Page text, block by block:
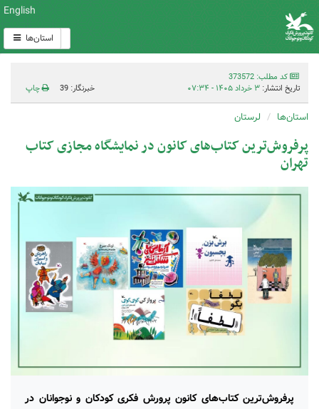
English
استان‌ها
کد مطلب: 373572
تاریخ انتشار: ۳ خرداد ۱۴۰۵ - ۰۷:۳۴ خبرنگار: 39 چاپ
استان‌ها لرستان
پرفروش‌ترین کتاب‌های کانون در نمایشگاه مجازی کتاب
تهران
پرفروش‌ترین کتاب‌های کانون پرورش فکری کودکان و نوجوانان در